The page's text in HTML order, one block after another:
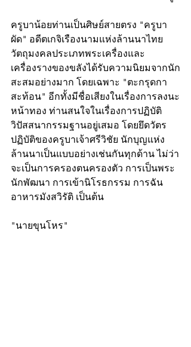
ครูบาน้อยท่านเป็นศิษย์สายตรง "ครูบา
ผัด" อดีตเกจิเรืองนามแห่งล้านนาไทย
วัตถุมงคลประเภทพระเครื่องและ
เครื่องรางของขลังได้รับความนิยมจากนัก
สะสมอย่างมาก โดยเฉพาะ "ตะกรุดกา
สะท้อน" อีกทั้งมีชื่อเสียงในเรื่องการลงนะ
หน้าทอง ท่านสนใจในเรื่องการปฏิบัติ
วิปัสสนากรรมฐานอยู่เสมอ โดยยึดวัตร
ปฏิบัติของครูบาเจ้าศรีวิชัย นักบุญแห่ง
ล้านนาเป็นแบบอย่างเช่นกันทุกด้าน ไม่ว่า
จะเป็นการครองตนครองตัว การเป็นพระ
นักพัฒนา การเข้านิโรธกรรม การฉัน
อาหารมังสวิรัติ เป็นต้น
"นายขุนโหร"